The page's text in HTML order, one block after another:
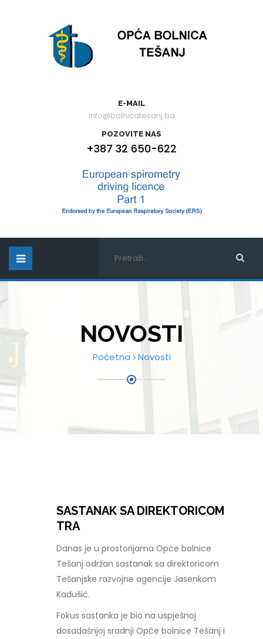
E-MAIL
info@bolnicatesanj.ba
POZOVITE NAS
+387 32 650-622
NOVOSTI
Početna Novosti
SASTANAK SA DIREKTORICOM
TRA
Danas je u prostorijama Opće bolnice
Tešanj održan sastanak sa direktoricom
Tešanjske razvojne agencije Jasenkom
Kadušić.
Fokus sastanka je bio na uspješnoj
dosadašnjoj sradnji Opće bolnice Tešanj i